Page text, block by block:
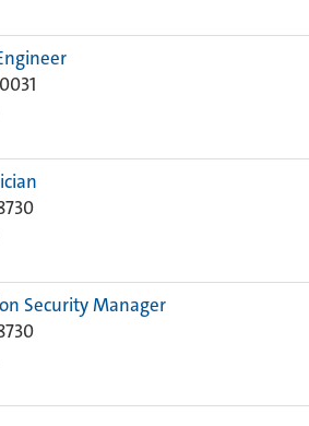
Security Manager